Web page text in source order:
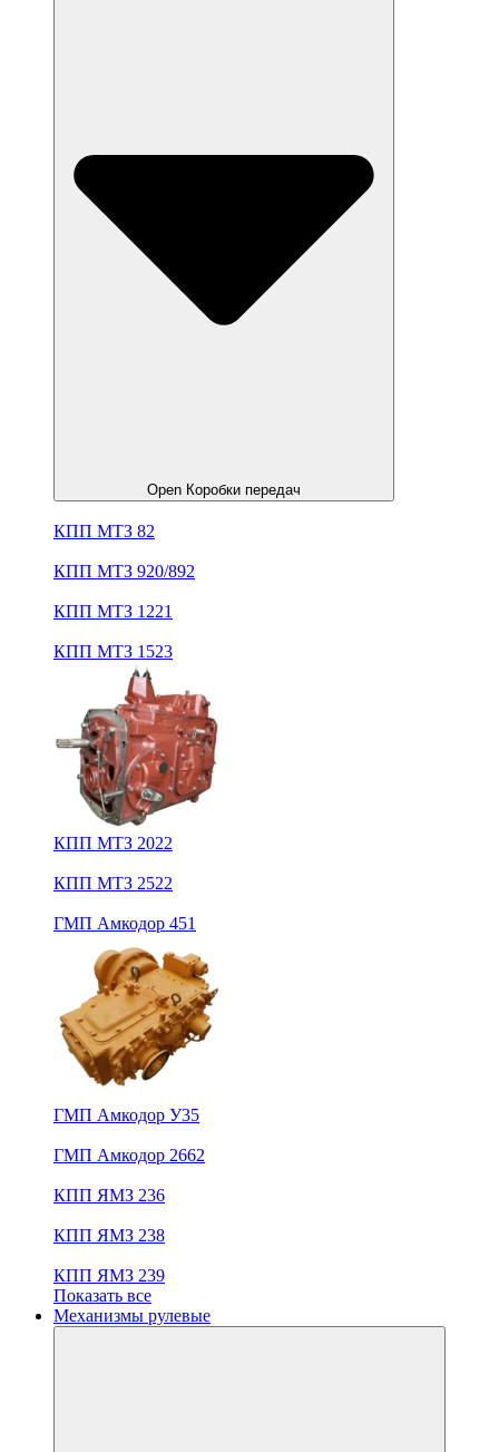
Open Коробки передач
КПП МТЗ 82
КПП МТЗ 920/892
КПП МТЗ 1221
КПП МТЗ 1523
КПП МТЗ 2022
КПП МТЗ 2522
ГМП Амкодор 451
ГМП Амкодор У35
ГМП Амкодор 2662
КПП ЯМЗ 236
КПП ЯМЗ 238
КПП ЯМЗ 239
Показать все
Механизмы рулевые